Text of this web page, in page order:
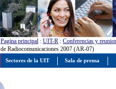
Pagína principal : UIT-R : Conferencias y
de Radiocomunicaciones 2007 (AR-07)
Sectores de la UIT Sala de prensa